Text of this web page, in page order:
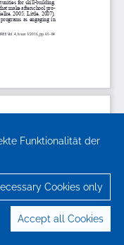
Funktionalität der
Cookies only
Accept all Cookies